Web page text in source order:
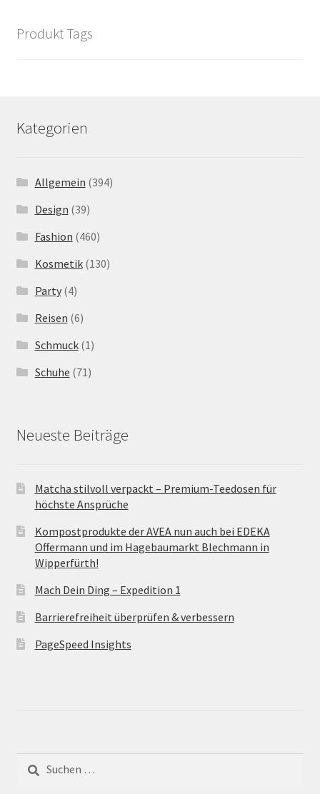
Produkt Tags
Kategorien
Allgemein (394)
Design (39)
Fashion (460)
Kosmetik(130)
Party(4)
Reisen (6)
Schmuck(1)
Schuhe (71)
Neueste Beiträge
Matcha stilvoll verpackt – Premium-Teedosen für
höchste Ansprüche
Kompostprodukte der AVEA nun auch bei EDEKA
Offermann und im Hagebaumarkt Blechmann in
Wipperfürth!
Mach Dein Ding – Expedition 1
Barrierefreiheit überprüfen & verbessern
PageSpeed Insights
Suche
nach: